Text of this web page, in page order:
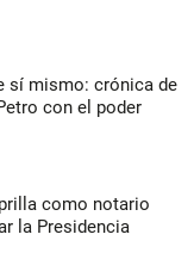
sí mismo: crónica de
con el poder
como notario
la Presidencia